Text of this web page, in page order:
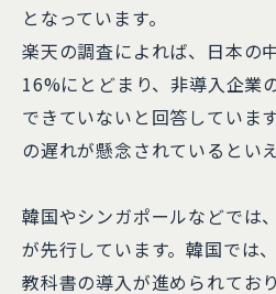
となっています。
楽天の調査によれば、日本の
16%にとどまり、非導入企業
できていないと回答していま
の遅れが懸念されているとい
韓国やシンガポールなどでは
が先行しています。韓国では
教科書の導入が進められてお